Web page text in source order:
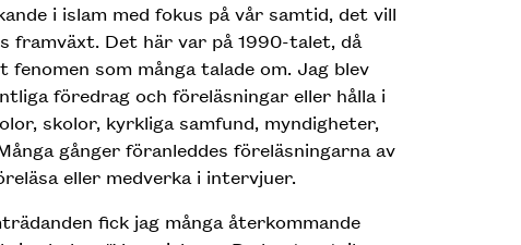
i islam med fokus på vår samtid, det vill
framväxt. Det här var på 1990-talet, då
som många talade om. Jag blev
föredrag och föreläsningar eller hålla i
skolor, kyrkliga samfund, myndigheter,
gånger föranleddes föreläsningarna av
eller medverka i intervjuer.
fick jag många återkommande